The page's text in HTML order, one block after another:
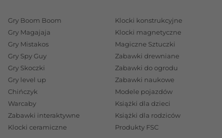
Gry Boom Boom
Gry Magajaja
Gry Mistakos
Gry Spy Guy
Gry Skoczki
Gry level up
Chińczyk
Warcaby
Zabawki interaktywne
Klocki ceramiczne
Klocki konstrukcyjne
Klocki magnetyczne
Magiczne Sztuczki
Zabawki drewniane
Zabawki do ogrodu
Zabawki naukowe
Modele pojazdów
Książki dla dzieci
Książki dla rodziców
Produkty FSC